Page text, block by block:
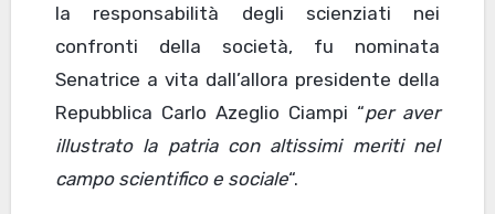
la responsabilità degli scienziati nei
confronti della società, fu nominata
Senatrice a vita dall’allora presidente della
Repubblica Carlo Azeglio Ciampi “per aver
illustrato la patria con altissimi meriti nel
campo scientifico e sociale“.